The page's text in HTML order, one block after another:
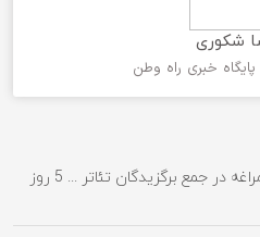
شکوری
خبری راه وطن
در جمع برگزیدگان تئاتر ...
5 روز